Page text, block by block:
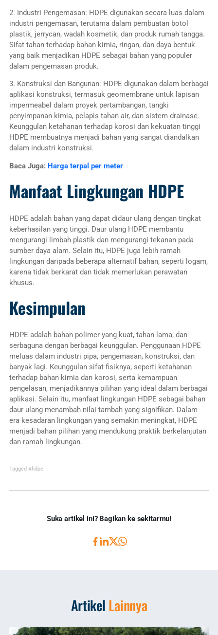
2. Industri Pengemasan: HDPE digunakan secara luas dalam
industri pengemasan, terutama dalam pembuatan botol
plastik, jerrycan, wadah kosmetik, dan produk rumah tangga.
Sifat tahan terhadap bahan kimia, ringan, dan daya bentuk
yang baik menjadikan HDPE sebagai bahan yang populer
dalam pengemasan produk.
3. Konstruksi dan Bangunan: HDPE digunakan dalam berbagai
aplikasi konstruksi, termasuk geomembrane untuk lapisan
impermeabel dalam proyek pertambangan, tangki
penyimpanan kimia, pelapis tahan air, dan sistem drainase.
Keunggulan ketahanan terhadap korosi dan kekuatan tinggi
HDPE membuatnya menjadi bahan yang sangat diandalkan
dalam industri konstruksi.
Baca Juga: Harga terpal per meter
Manfaat Lingkungan HDPE
HDPE adalah bahan yang dapat didaur ulang dengan tingkat
keberhasilan yang tinggi. Daur ulang HDPE membantu
mengurangi limbah plastik dan mengurangi tekanan pada
sumber daya alam. Selain itu, HDPE juga lebih ramah
lingkungan daripada beberapa alternatif bahan, seperti logam,
karena tidak berkarat dan tidak memerlukan perawatan
khusus.
Kesimpulan
HDPE adalah bahan polimer yang kuat, tahan lama, dan
serbaguna dengan berbagai keunggulan. Penggunaan HDPE
meluas dalam industri pipa, pengemasan, konstruksi, dan
banyak lagi. Keunggulan sifat fisiknya, seperti ketahanan
terhadap bahan kimia dan korosi, serta kemampuan
pengelasan, menjadikannya pilihan yang ideal dalam berbagai
aplikasi. Selain itu, manfaat lingkungan HDPE sebagai bahan
daur ulang menambah nilai tambah yang signifikan. Dalam
era kesadaran lingkungan yang semakin meningkat, HDPE
menjadi bahan pilihan yang mendukung praktik berkelanjutan
dan ramah lingkungan.
Tagged #hdpe
Suka artikel ini? Bagikan ke sekitarmu!
ArtikelLainnya